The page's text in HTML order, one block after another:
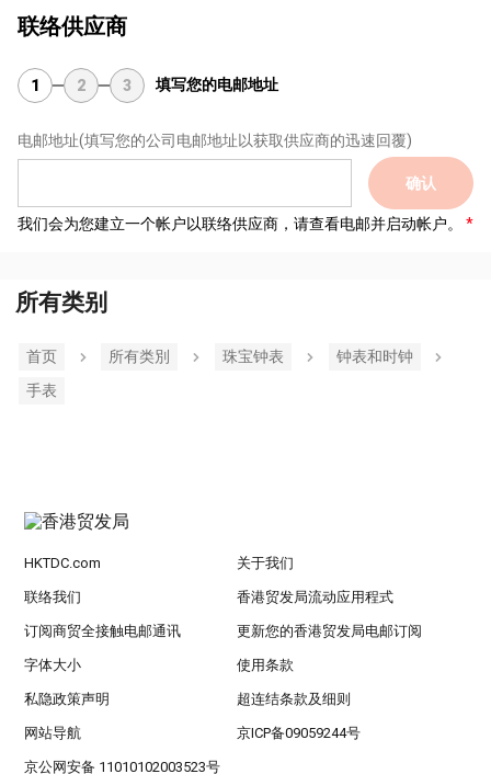
联络供应商
1 2 3 填写您的电邮地址
电邮地址(填写您的公司电邮地址以获取供应商的迅速回覆)
确认
我们会为您建立一个帐户以联络供应商，请查看电邮并启动帐户。
所有类别
首页 所有类別 珠宝钟表
钟表和时钟
手表
HKTDC.com 关于我们
联络我们 香港贸发局流动应用程式
订阅商贸全接触电邮通讯 更新您的香港贸发局电邮订阅
字体大小 使用条款
私隐政策声明 超连结条款及细则
网站导航 京ICP备09059244号
京公网安备 11010102003523号